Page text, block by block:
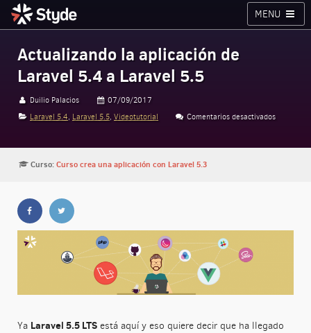
Styde.net
MENU
Actualizando la aplicación de
Laravel 5.4 a Laravel 5.5
Duilio Palacios
07/09/2017
Laravel 5.4, Laravel 5.5,Videotutorial
Comentarios desactivados
Curso:Curso crea una aplicación con Laravel 5.3
Ya Laravel 5.5 LTSestá aquí y eso quiere decir que ha llegado